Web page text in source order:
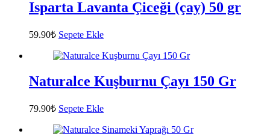
Isparta Lavanta Çiceği (çay) 50 gr
59.90₺ Sepete Ekle
Naturalce Kuşburnu Çayı 150 Gr
79.90₺ Sepete Ekle